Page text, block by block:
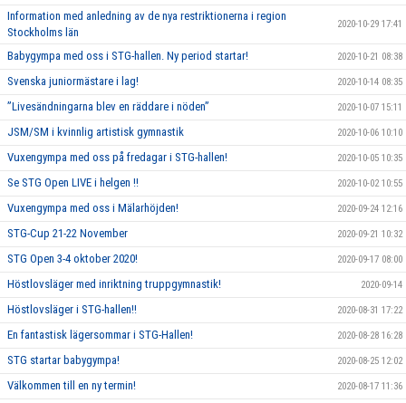
Information med anledning av de nya restriktionerna i region
Stockholms län
2020-10-29 17:41
Babygympa med oss i STG-hallen. Ny period startar! 2020-10-21 08:38
Svenska juniormästare i lag! 2020-10-14 08:35
”Livesändningarna blev en räddare i nöden” 2020-10-07 15:11
JSM/SM i kvinnlig artistisk gymnastik 2020-10-06 10:10
Vuxengympa med oss på fredagar i STG-hallen! 2020-10-05 10:35
Se STG Open LIVE i helgen !! 2020-10-02 10:55
Vuxengympa med oss i Mälarhöjden! 2020-09-24 12:16
STG-Cup 21-22 November 2020-09-21 10:32
STG Open 3-4 oktober 2020! 2020-09-17 08:00
Höstlovsläger med inriktning truppgymnastik! 2020-09-14
Höstlovsläger i STG-hallen!! 2020-08-31 17:22
En fantastisk lägersommar i STG-Hallen! 2020-08-28 16:28
STG startar babygympa! 2020-08-25 12:02
Välkommen till en ny termin! 2020-08-17 11:36